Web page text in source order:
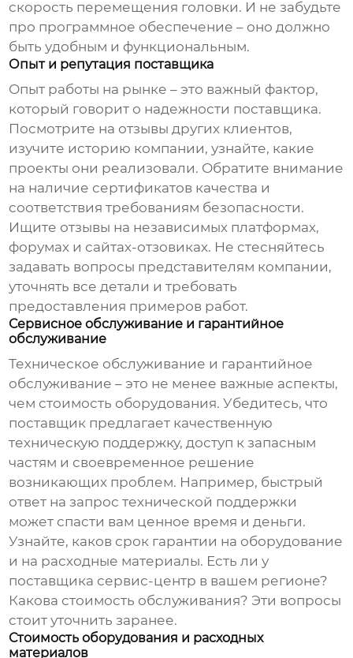
скорость перемещения головки. И не забудьте
про программное обеспечение – оно должно
быть удобным и функциональным.
Опыт и репутация поставщика
Опыт работы на рынке – это важный фактор,
который говорит о надежности поставщика.
Посмотрите на отзывы других клиентов,
изучите историю компании, узнайте, какие
проекты они реализовали. Обратите внимание
на наличие сертификатов качества и
соответствия требованиям безопасности.
Ищите отзывы на независимых платформах,
форумах и сайтах-отзовиках. Не стесняйтесь
задавать вопросы представителям компании,
уточнять все детали и требовать
предоставления примеров работ.
Сервисное обслуживание и гарантийное
обслуживание
Техническое обслуживание и гарантийное
обслуживание – это не менее важные аспекты,
чем стоимость оборудования. Убедитесь, что
поставщик предлагает качественную
техническую поддержку, доступ к запасным
частям и своевременное решение
возникающих проблем. Например, быстрый
ответ на запрос технической поддержки
может спасти вам ценное время и деньги.
Узнайте, каков срок гарантии на оборудование
и на расходные материалы. Есть ли у
поставщика сервис-центр в вашем регионе?
Какова стоимость обслуживания? Эти вопросы
стоит уточнить заранее.
Стоимость оборудования и расходных
материалов